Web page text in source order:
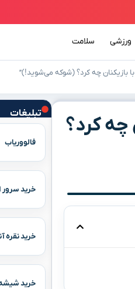
ورزشی سلامت
بازیکنان چه کرد؟ (شوکه می‌شوید!)”
تبلیغات
فالووریاب
خرید سرور
خرید نقره
خرید
چه کرد؟